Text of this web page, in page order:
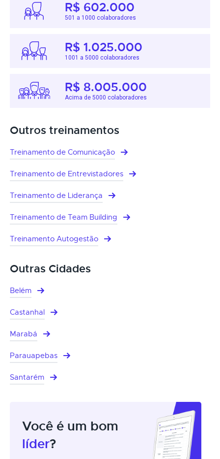
R$ 602.000
501 a 1000 colaboradores
R$ 1.025.000
1001 a 5000 colaboradores
R$ 8.005.000
Acima de 5000 colaboradores
Outros treinamentos
Treinamento de Comunicação
Treinamento de Entrevistadores
Treinamento de Liderança
Treinamento de Team Building
Treinamento Autogestão
Outras Cidades
Belém
Castanhal
Marabá
Parauapebas
Santarém
Você é um bom
líder?